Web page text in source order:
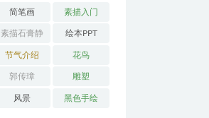
简笔画 素描入门
素描石膏静
物
绘本PPT
节气介绍 花鸟
郭传璋 雕塑
风景 黑色手绘